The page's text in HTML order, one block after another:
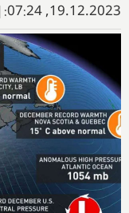
19.12.2023, 07:24:
|